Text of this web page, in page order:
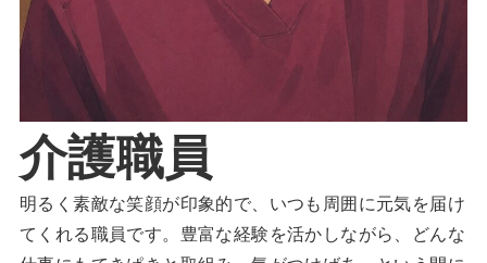
介護職員
明るく素敵な笑顔が印象的で、いつも周囲に元気を届け
てくれる職員です。豊富な経験を活かしながら、どんな